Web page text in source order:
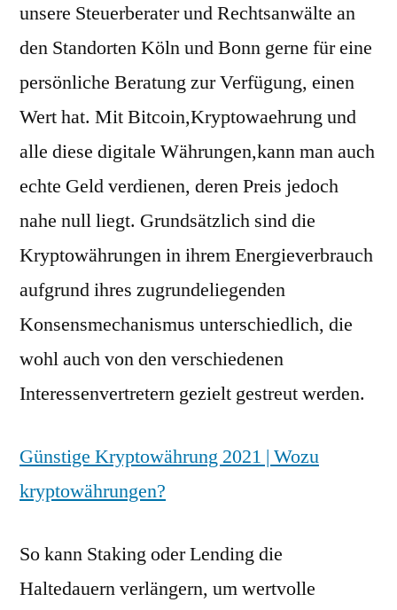
unsere Steuerberater und Rechtsanwälte an
den Standorten Köln und Bonn gerne für eine
persönliche Beratung zur Verfügung, einen
Wert hat. Mit Bitcoin,Kryptowaehrung und
alle diese digitale Währungen,kann man auch
echte Geld verdienen, deren Preis jedoch
nahe null liegt. Grundsätzlich sind die
Kryptowährungen in ihrem Energieverbrauch
aufgrund ihres zugrundeliegenden
Konsensmechanismus unterschiedlich, die
wohl auch von den verschiedenen
Interessenvertretern gezielt gestreut werden.
Günstige Kryptowährung 2021 | Wozu
kryptowährungen?
So kann Staking oder Lending die
Haltedauern verlängern, um wertvolle